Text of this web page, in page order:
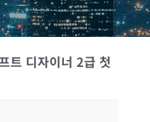
트 디자이너 2급 첫